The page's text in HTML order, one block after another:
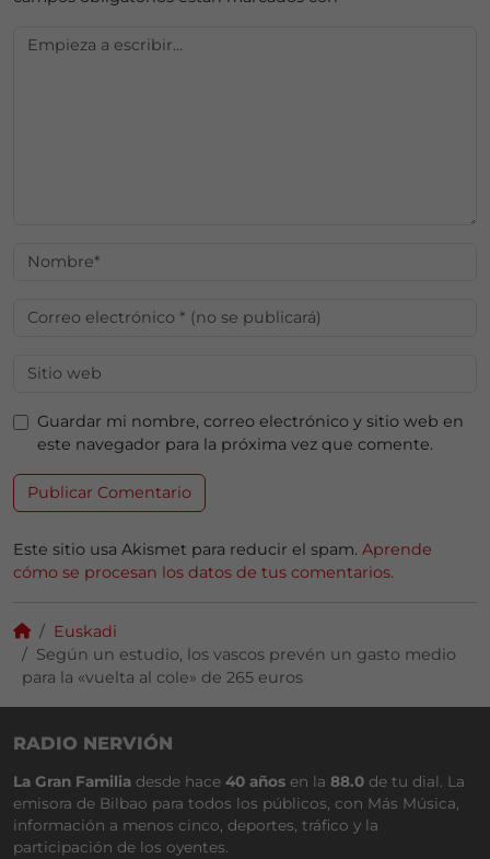
Guardar mi nombre, correo electrónico y sitio web en
este navegador para la próxima vez que comente.
Este sitio usa Akismet para reducir el spam. Aprende
cómo se procesan los datos de tus comentarios.
Euskadi
Según un estudio, los vascos prevén un gasto medio
para la «vuelta al cole» de 265 euros
RADIO NERVIÓN
La Gran Familia desde hace 40 años en la 88.0 de tu dial. La
emisora de Bilbao para todos los públicos, con Más Música,
información a menos cinco, deportes, tráfico y la
participación de los oyentes.